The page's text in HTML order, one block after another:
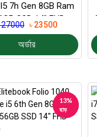
7h Gen 8GB Ram
SSD 14″ FHD
Laptop (Tou...
27000 ৳ 23500
অর্ডার
13%
ছাড়